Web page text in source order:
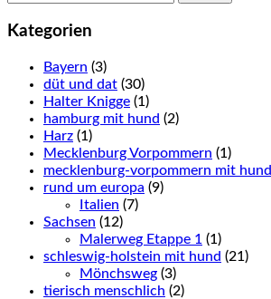
Kategorien
Bayern (3)
düt und dat (30)
Halter Knigge (1)
hamburg mit hund (2)
Harz (1)
Mecklenburg Vorpommern (1)
mecklenburg-vorpommern mit hund
rund um europa (9)
Italien (7)
Sachsen (12)
Malerweg Etappe 1 (1)
schleswig-holstein mit hund (21)
Mönchsweg (3)
tierisch menschlich (2)